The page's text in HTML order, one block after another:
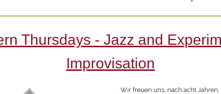
Thursdays - Jazz and
Improvisation
Wir freuen uns, nach acht